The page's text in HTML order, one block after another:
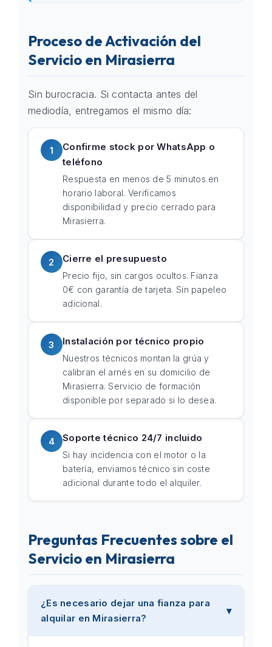
Proceso de Activación del
Servicio en Mirasierra
Sin burocracia. Si contacta antes del
mediodía, entregamos el mismo día:
1
Confirme stock por WhatsApp o
teléfono
Respuesta en menos de 5 minutos en
horario laboral. Verificamos
disponibilidad y precio cerrado para
Mirasierra.
2 Cierre el presupuesto
Precio fijo, sin cargos ocultos. Fianza
0€ con garantía de tarjeta. Sin papeleo
adicional.
3 Instalación por técnico propio
Nuestros técnicos montan la grúa y
calibran el arnés en su domicilio de
Mirasierra. Servicio de formación
disponible por separado si lo desea.
4 Soporte técnico 24/7 incluido
Si hay incidencia con el motor o la
batería, enviamos técnico sin coste
adicional durante todo el alquiler.
Preguntas Frecuentes sobre el
Servicio en Mirasierra
¿Es necesario dejar una fianza para
alquilar en Mirasierra?